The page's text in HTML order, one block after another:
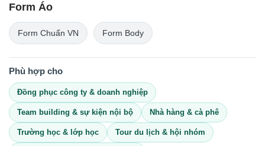
Form Áo
Form Chuẩn VN Form Body
Phù hợp cho
Đồng phục công ty & doanh nghiệp
Team building & sự kiện nội bộ Nhà hàng & cà phê
Trường học & lớp học Tour du lịch & hội nhóm